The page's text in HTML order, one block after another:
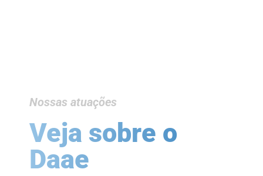
Nossas atuações
Veja sobre o
Daae